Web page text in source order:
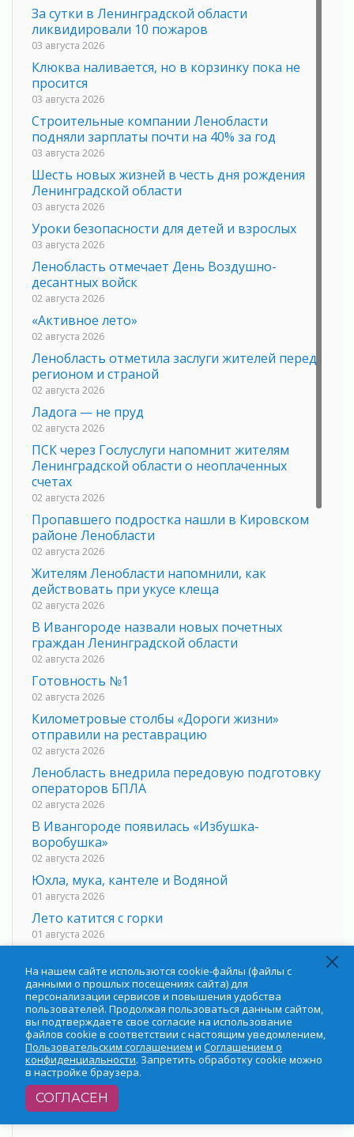
За сутки в Ленинградской области
ликвидировали 10 пожаров
03 августа 2026
Клюква наливается, но в корзинку пока не
просится
03 августа 2026
Строительные компании Ленобласти
подняли зарплаты почти на 40% за год
03 августа 2026
Шесть новых жизней в честь дня рождения
Ленинградской области
03 августа 2026
Уроки безопасности для детей и взрослых
03 августа 2026
Ленобласть отмечает День Воздушно-
десантных войск
02 августа 2026
«Активное лето»
02 августа 2026
Ленобласть отметила заслуги жителей перед
регионом и страной
02 августа 2026
Ладога — не пруд
02 августа 2026
ПСК через Гослуслуги напомнит жителям
Ленинградской области о неоплаченных
счетах
02 августа 2026
Пропавшего подростка нашли в Кировском
районе Ленобласти
02 августа 2026
Жителям Ленобласти напомнили, как
действовать при укусе клеща
02 августа 2026
В Ивангороде назвали новых почетных
граждан Ленинградской области
02 августа 2026
Готовность №1
02 августа 2026
Километровые столбы «Дороги жизни»
отправили на реставрацию
02 августа 2026
Ленобласть внедрила передовую подготовку
операторов БПЛА
02 августа 2026
В Ивангороде появилась «Избушка-
воробушка»
02 августа 2026
Юхла, мука, кантеле и Водяной
01 августа 2026
Лето катится с горки
01 августа 2026
летию Билибина
01 августа 2026
Лето без гаджетов
01 августа 2026
Болезнь девственниц и вампиров
01 августа 2026
Безмолвный крик о помощи
01 августа 2026
В музей всей семьёй
На нашем сайте использются cookie-файлы (файлы с
данными о прошлых посещениях сайта) для
персонализации сервисов и повышения удобства
пользователей. Продолжая пользоваться данным сайтом,
вы подтверждаете свое согласие на использование
файлов cookie в соответствии с настоящим уведомлением,
Пользовательским соглашением и Соглашением о
конфиденциальности. Запретить обработку cookie можно
в настройке браузера.
СОГЛАСЕН